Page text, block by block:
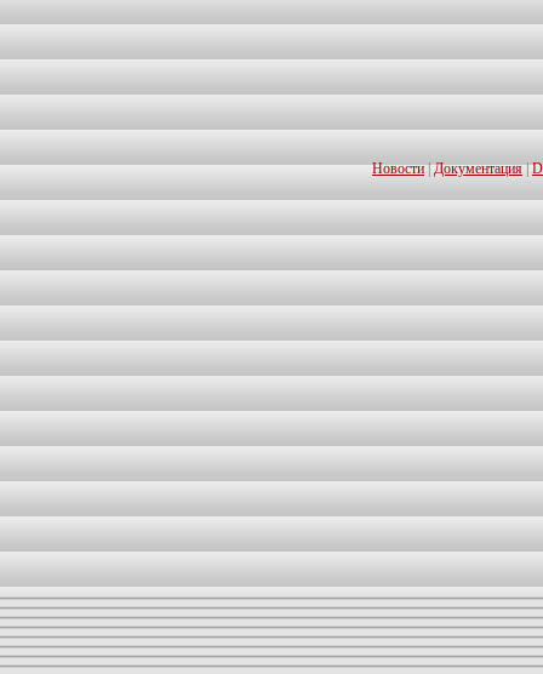
Новости|Документация|